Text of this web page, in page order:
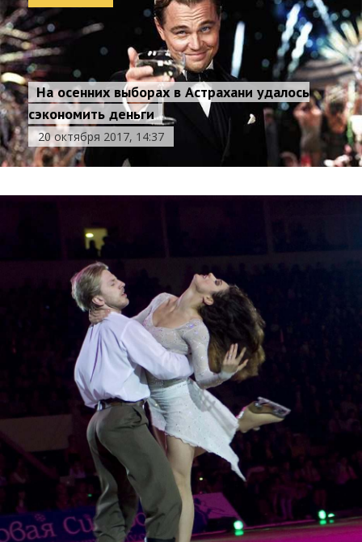
На осенних выборах в Астрахани удалось
сэкономить деньги
20 октября 2017, 14:37